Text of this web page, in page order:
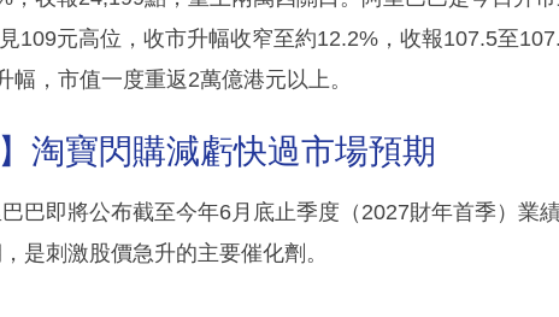
109元高位，收市升幅收窄至約12.2%，收報107.5至
幅，市值一度重返2萬億港元以上。
淘寶閃購減虧快過市場預期
巴即將公布截至今年6月底止季度（2027財年首季）業
是刺激股價急升的主要催化劑。